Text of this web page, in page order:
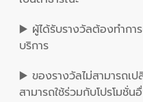
▶️ ผู้ได้รับรางวัลต้องทำกา
บริการ
▶️ ของรางวัลไม่สามารถเ
สามารถใช้ร่วมกับโปรโมชั่น